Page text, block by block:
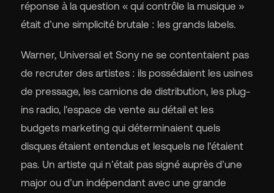
réponse à la question « qui contrôle la musique »
était d’une simplicité brutale : les grands labels.
Warner, Universal et Sony ne se contentaient pas
de recruter des artistes : ils possédaient les usines
de pressage, les camions de distribution, les plug-
ins radio, l'espace de vente au détail et les
budgets marketing qui déterminaient quels
disques étaient entendus et lesquels ne l'étaient
pas. Un artiste qui n’était pas signé auprès d’une
major ou d’un indépendant avec une grande